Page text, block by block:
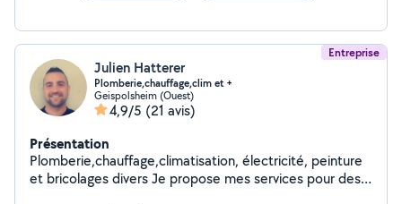
Entreprise
Julien Hatterer
Plomberie,chauffage,clim et +
Geispolsheim (Ouest)
4,9/5 (21 avis)
Présentation
Plomberie,chauffage,climatisation, électricité, peinture
et bricolages divers Je propose mes services pour des